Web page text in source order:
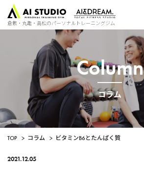
ッ
ペ
ー
ジ
倉敷・丸亀・高松のパーソナルトレーニングジム
Column
コラム
TOP > コラム > ビタミンB6とたんぱく質
2021.12.05